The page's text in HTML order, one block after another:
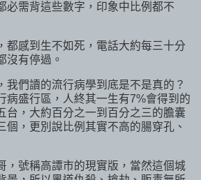
必需背這些數字，印象中比例都不
都感到生不如死，電話大約每三十分
沒有停過。
我們讀的流行病學到底是不是真的？
病盛行區，人終其一生有7%會得到的
台，大約百分之一到百分之三的膽囊
個，更別說比例其實不高的腸穿孔、
，號稱高譚市的現實版，當然這個城